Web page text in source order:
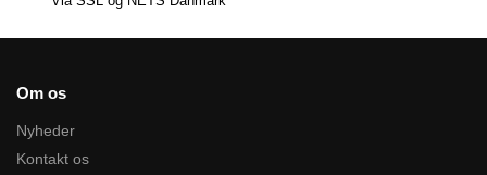
Om os
Nyheder
Kontakt os